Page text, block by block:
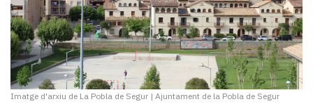
Imatge d'arxiu de La Pobla de Segur | Ajuntament de la Pobla de Segur